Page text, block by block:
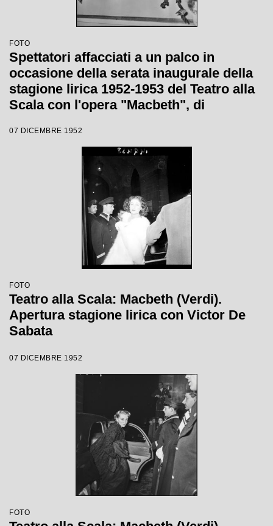
FOTO
Spettatori affacciati a un palco in
occasione della serata inaugurale della
stagione lirica 1952-1953 del Teatro alla
Scala con l'opera "Macbeth", di
Sabata, con la regia di Carl Ebert
07 DICEMBRE 1952
FOTO
Teatro alla Scala: Macbeth (Verdi).
Apertura stagione lirica con Victor De
Sabata
07 DICEMBRE 1952
FOTO